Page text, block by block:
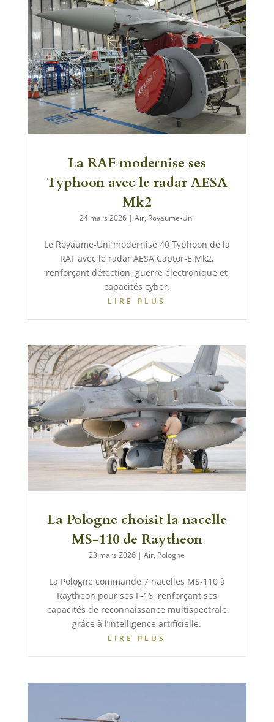
La RAF modernise ses
Typhoon avec le radar AESA
Mk2
24 mars 2026 |Air, Royaume-Uni
Le Royaume-Uni modernise 40 Typhoon de la
RAF avec le radar AESA Captor-E Mk2,
renforçant détection, guerre électronique et
capacités cyber.
LIRE PLUS
La Pologne choisit la nacelle
MS-110 de Raytheon
23 mars 2026 |Air, Pologne
La Pologne commande 7 nacelles MS-110 à
Raytheon pour ses F-16, renforçant ses
capacités de reconnaissance multispectrale
grâce à l’intelligence artificielle.
LIRE PLUS